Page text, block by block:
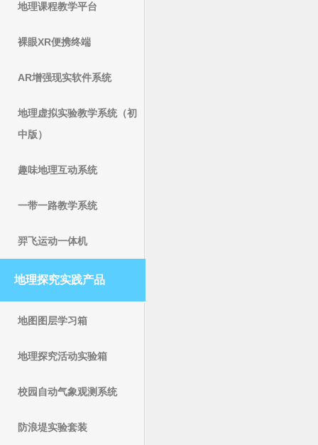
地理课程教学平台
裸眼XR便携终端
AR增强现实软件系统
地理虚拟实验教学系统（初
中版）
趣味地理互动系统
一带一路教学系统
羿飞运动一体机
地理探究实践产品
地图图层学习箱
地理探究活动实验箱
校园自动气象观测系统
防浪堤实验套装